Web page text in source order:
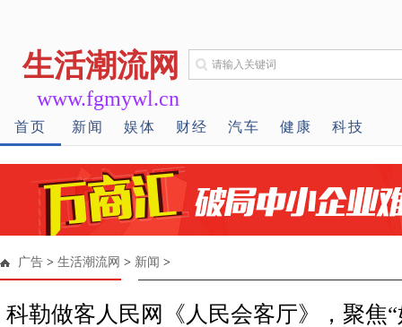
生活潮流网
www.fgmywl.cn
首页 新闻 娱体 财经 汽车 健康 科技
广告 > 生活潮流网 > 新闻 >
科勒做客人民网《人民会客厅》，聚焦